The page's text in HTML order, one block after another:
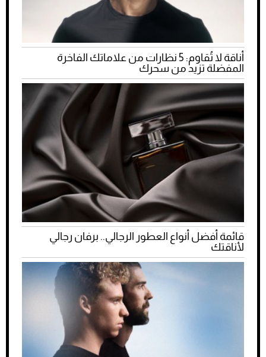
أناقة لا تُقاوم: 5 نظارات من علاماتك الفاخرة
المفضلة تزيد من سحرك
قائمة أفضل أنواع العطور الرجالي.. برفان رجالي
لأناقتك